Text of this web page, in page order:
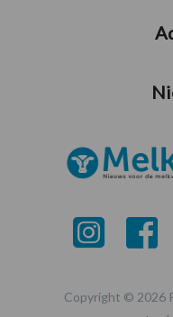
Copyright © 2026